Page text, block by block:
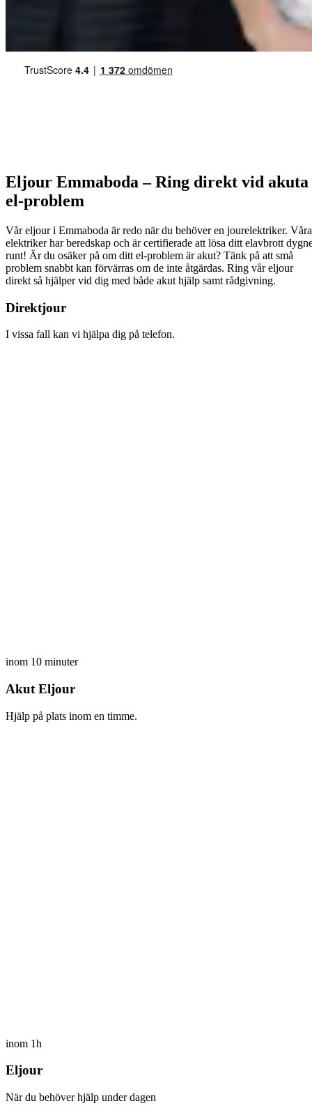
Eljour Emmaboda – Ring direkt vid akuta
el-problem
Vår eljour i Emmaboda är redo när du behöver en jourelektriker. Våra
elektriker har beredskap och är certifierade att lösa ditt elavbrott
runt! Är du osäker på om ditt el-problem är akut? Tänk på att små
problem snabbt kan förvärras om de inte åtgärdas. Ring vår eljour
direkt så hjälper vid dig med både akut hjälp samt rådgivning.
Direktjour
I vissa fall kan vi hjälpa dig på telefon.
inom 10 minuter
Akut Eljour
Hjälp på plats inom en timme.
inom 1h
Eljour
När du behöver hjälp under dagen